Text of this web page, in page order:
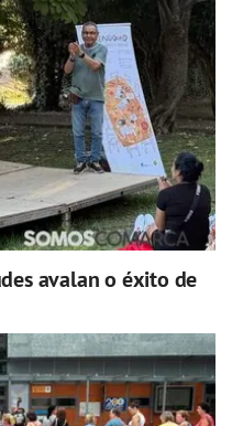
avalan o éxito de